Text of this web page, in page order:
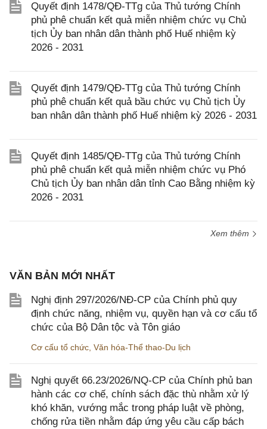
Quyết định 1478/QĐ-TTg của Thủ tướng Chính
phủ phê chuẩn kết quả miễn nhiệm chức vụ Chủ
tịch Ủy ban nhân dân thành phố Huế nhiệm kỳ
2026 - 2031
Quyết định 1479/QĐ-TTg của Thủ tướng Chính
phủ phê chuẩn kết quả bầu chức vụ Chủ tịch Ủy
ban nhân dân thành phố Huế nhiệm kỳ 2026 - 2031
Quyết định 1485/QĐ-TTg của Thủ tướng Chính
phủ phê chuẩn kết quả miễn nhiệm chức vụ Phó
Chủ tịch Ủy ban nhân dân tỉnh Cao Bằng nhiệm kỳ
2026 - 2031
Xem thêm
VĂN BẢN MỚI NHẤT
Nghị định 297/2026/NĐ-CP của Chính phủ quy
định chức năng, nhiệm vụ, quyền hạn và cơ cấu tổ
chức của Bộ Dân tộc và Tôn giáo
Cơ cấu tổ chức Văn hóa-Thể thao-Du lịch
Nghị quyết 66.23/2026/NQ-CP của Chính phủ ban
hành các cơ chế, chính sách đặc thù nhằm xử lý
khó khăn, vướng mắc trong pháp luật về phòng,
chống rửa tiền nhằm đáp ứng yêu cầu cấp bách